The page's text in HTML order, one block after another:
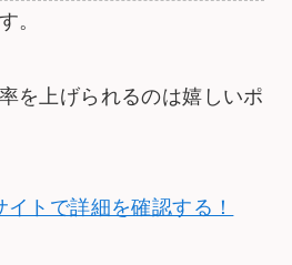
。
を上げられるのは嬉しいポ
トで詳細を確認する！